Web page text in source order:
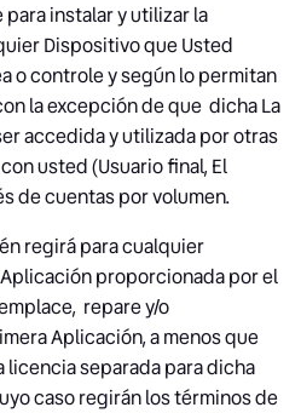
instalar y utilizar la
Dispositivo que Usted
o controle y según lo permitan
la excepción de que dicha La
accedida y utilizada por otras
usted (Usuario final, El
de cuentas por volumen.
regirá para cualquier
proporcionada por el
repare y/o
Aplicación, a menos que
separada para dicha
caso regirán los términos de